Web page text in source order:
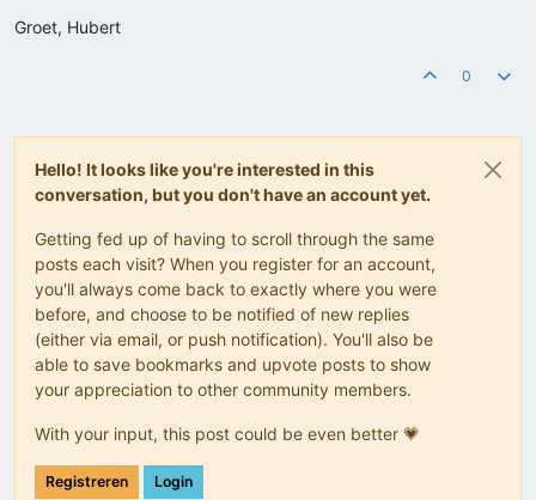
Groet, Hubert
0
Hello! It looks like you're interested in this
conversation, but you don't have an account yet.
Getting fed up of having to scroll through the same
posts each visit? When you register for an account,
you'll always come back to exactly where you were
before, and choose to be notified of new replies
(either via email, or push notification). You'll also be
able to save bookmarks and upvote posts to show
your appreciation to other community members.
With your input, this post could be even better 💗
Registreren Login